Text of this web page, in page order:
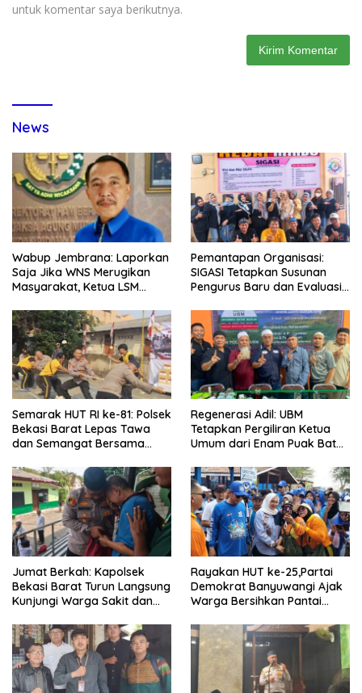
untuk komentar saya berikutnya.
News
Wabup Jembrana: Laporkan
Saja Jika WNS Merugikan
Masyarakat, Ketua LSM
Tindak Tegas Oknum
Anggota Kelompok Ahli
Pemkab
Pemantapan Organisasi:
SIGASI Tetapkan Susunan
Pengurus Baru dan Evaluasi
Semarak HUT RI ke-81: Polsek
Bekasi Barat Lepas Tawa
dan Semangat Bersama
Regenerasi Adil: UBM
Tetapkan Pergiliran Ketua
Umum dari Enam Puak Batak
Jumat Berkah: Kapolsek
Bekasi Barat Turun Langsung
Kunjungi Warga Sakit dan
Rayakan HUT ke-25,Partai
Demokrat Banyuwangi Ajak
Warga Bersihkan Pantai